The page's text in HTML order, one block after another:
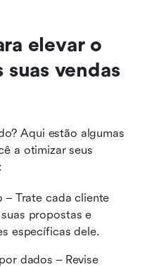
elevar o
suas vendas
Aqui estão algumas
a otimizar seus
– Trate cada cliente
propostas e
específicas dele.
dados – Revise